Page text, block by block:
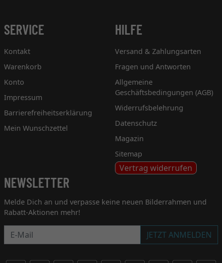
SERVICE
Kontakt
Warenkorb
Konto
Impressum
Barrierefreiheitserklärung
Mein Wunschzettel
HILFE
Versand & Zahlungsarten
Fragen und Antworten
Allgemeine
Geschäftsbedingungen (AGB)
Widerrufsbelehrung
Datenschutz
Magazin
Sitemap
Vertrag widerrufen
NEWSLETTER
Melde Dich an und verpasse keine neuen Bilderrahmen und
Rabatt-Aktionen mehr!
Newsletter
JETZT ANMELDEN